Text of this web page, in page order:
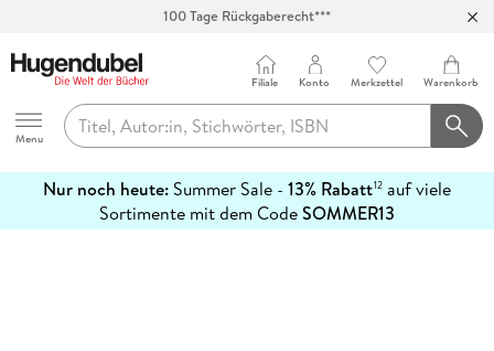
100 Tage Rückgaberecht***
Hugendubel
Menu
Filiale Konto Merkzettel Warenkorb
Nur noch heute: Summer Sale - 13% Rabatt12 auf viele
Sortimente mit dem CodeSOMMER13
erfahren